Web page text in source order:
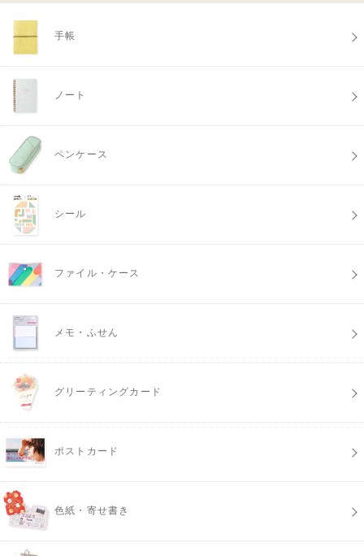
手帳
ノート
ペンケース
シール
ファイル・ケース
メモ・ふせん
グリーティングカード
ポストカード
色紙・寄せ書き